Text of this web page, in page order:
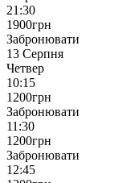
21:30
1900грн
Забронювати
13 Серпня
Четвер
10:15
1200грн
Забронювати
11:30
1200грн
Забронювати
12:45